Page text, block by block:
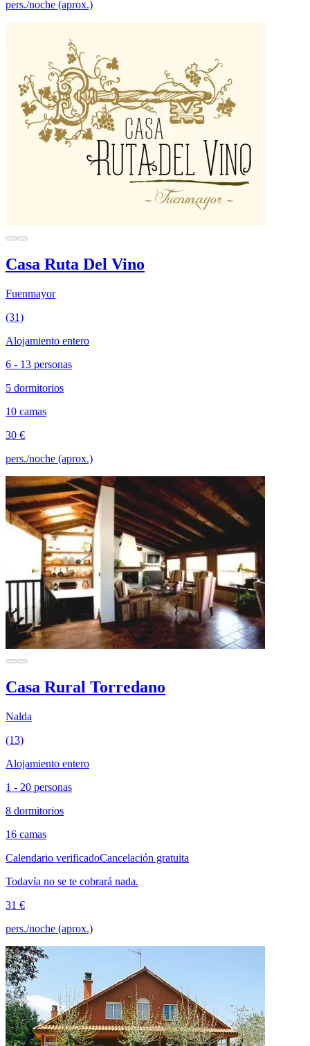
pers./noche (aprox.)
Casa Ruta Del Vino
Fuenmayor
(31)
Alojamiento entero
6 - 13 personas
5 dormitorios
10 camas
30 €
pers./noche (aprox.)
Casa Rural Torredano
Nalda
(13)
Alojamiento entero
1 - 20 personas
8 dormitorios
16 camas
Calendario verificadoCancelación gratuita
Todavía no se te cobrará nada.
31 €
pers./noche (aprox.)